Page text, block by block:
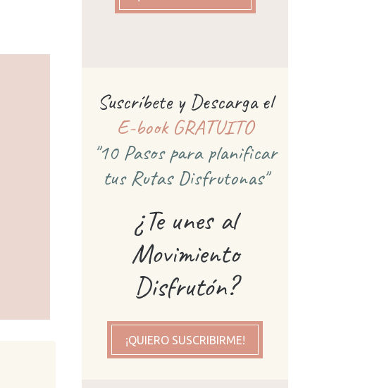
Suscríbete y Descarga el
E-book GRATUITO
"10 Pasos para planificar
tus Rutas Disfrutonas"
¿Te unes al
Movimiento
Disfrutón?
¡QUIERO SUSCRIBIRME!